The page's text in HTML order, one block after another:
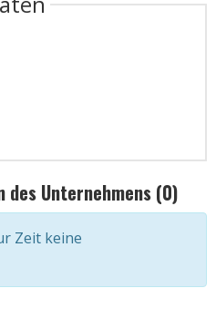
Unternehmens (0)
Zeit keine